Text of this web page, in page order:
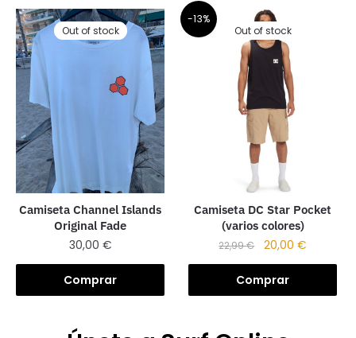
Out of stock
Camiseta Channel Islands
Original Fade
30,00 €
Comprar
-13%
Out of stock
Camiseta DC Star Pocket
(varios colores)
22,99€ 20,00€
Comprar